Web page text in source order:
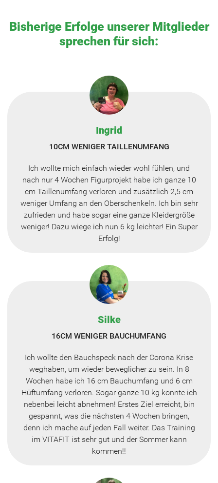
Bisherige Erfolge unserer Mitglieder
sprechen für sich:
Ingrid
10CM WENIGER TAILLENUMFANG
Ich wollte mich einfach wieder wohl fühlen, und
nach nur 4 Wochen Figurprojekt habe ich ganze 10
cm Taillenumfang verloren und zusätzlich 2,5 cm
weniger Umfang an den Oberschenkeln. Ich bin sehr
zufrieden und habe sogar eine ganze Kleidergröße
weniger! Dazu wiege ich nun 6 kg leichter! Ein Super
Erfolg!
Silke
16CM WENIGER BAUCHUMFANG
Ich wollte den Bauchspeck nach der Corona Krise
weghaben, um wieder beweglicher zu sein. In 8
Wochen habe ich 16 cm Bauchumfang und 6 cm
Hüftumfang verloren. Sogar ganze 10 kg konnte ich
nebenbei leicht abnehmen! Erstes Ziel erreicht, bin
gespannt, was die nächsten 4 Wochen bringen,
denn ich mache auf jeden Fall weiter. Das Training
im VITAFIT ist sehr gut und der Sommer kann
kommen!!